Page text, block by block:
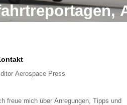
Aerospace Press
freue mich über Anregungen, Tipps und